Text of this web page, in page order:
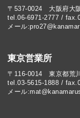
〒537-0024 大阪府大
tel.06-6971-2777 /
メール
東京営業所
〒116-0014 東京都荒
tel.03-5615-1888 /
メール